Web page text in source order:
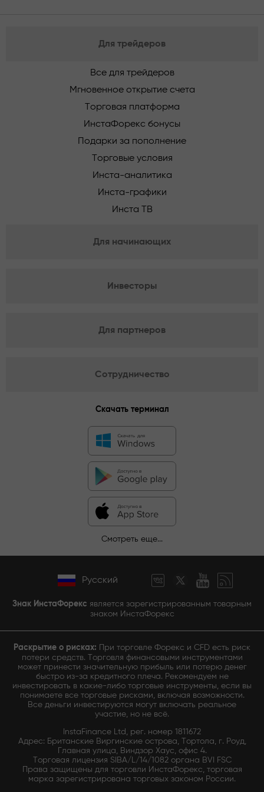
Для трейдеров
Все для трейдеров
Мгновенное открытие счета
Торговая платформа
ИнстаФорекс бонусы
Подарки за пополнение
Торговые условия
Инста-аналитика
Инста-графики
Инста ТВ
Для начинающих
Инвесторы
Для партнеров
Сотрудничество
Скачать терминал
Смотреть еще...
Русский
Знак ИнстаФорекс является зарегистрированным товарным
знаком ИнстаФорекс
Раскрытие о рисках: При торговле Форекс и CFD есть риск
потери средств. Торговля финансовыми инструментами
может принести значительную прибыль или потерю денег
быстро из-за кредитного плеча. Рекомендуем не
инвестировать в какие-либо торговые инструменты, если вы
понимаете все торговые рисками, включая возможности.
Все деньги инвестируются могут включать реальное
участие, но не всё.
InstaFinance Ltd, рег. номер 1811672
Адрес: Британские Виргинские острова, Тортола, г. Роуд,
Главная улица, Виндзор Хаус, офис 4.
Торговая лицензия SIBA/L/14/1082 органа BVI FSC
Права защищены для торговли ИнстаФорекс, торговая
марка зарегистрирована торговых законом России.